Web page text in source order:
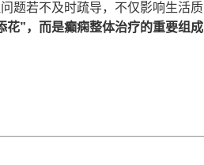
题若不及时疏导，不仅影响生活质
花”，而是癫痫整体治疗的重要组成